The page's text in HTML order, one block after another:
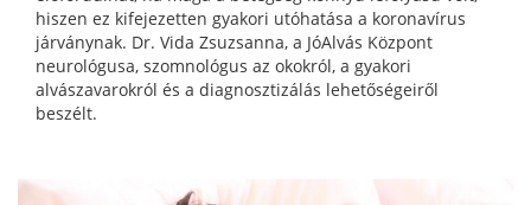
hiszen ez kifejezetten gyakori utóhatása a koronavírus
járványnak. Dr. Vida Zsuzsanna, a JóAlvás Központ
neurológusa, szomnológus az okokról, a gyakori
alvászavarokról és a diagnosztizálás lehetőségeiről
beszélt.